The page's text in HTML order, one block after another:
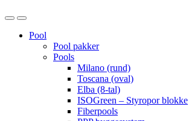
OpenClose
Pool
Pool pakker
Pools
Milano (rund)
Toscana (oval)
Elba (8-tal)
ISOGreen – Styropor blokke
Fiberpools